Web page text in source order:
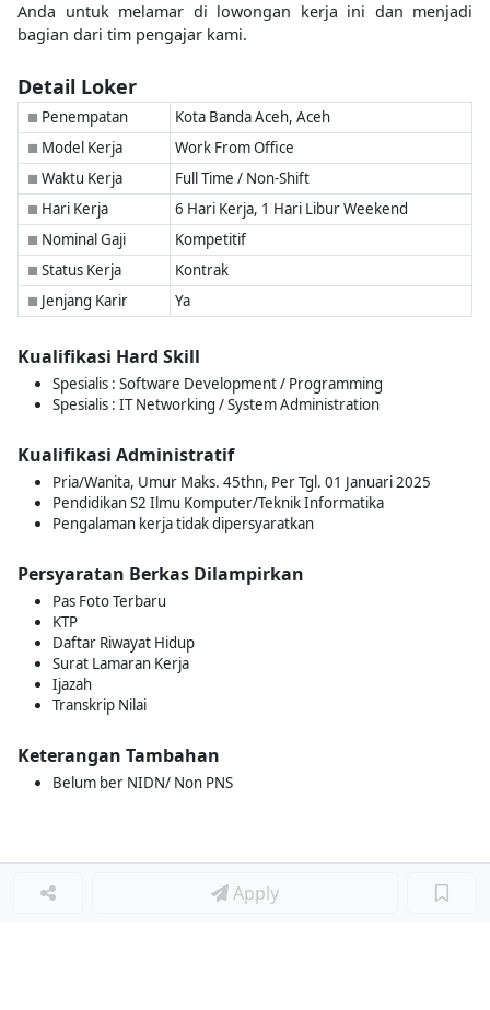
Anda untuk melamar di lowongan kerja ini dan menjadi
bagian dari tim pengajar kami.
Detail Loker
■ Penempatan Kota Banda Aceh, Aceh
■ Model Kerja Work From Office
■ Waktu Kerja Full Time / Non-Shift
■ Hari Kerja 6 Hari Kerja, 1 Hari Libur Weekend
■ Nominal Gaji Kompetitif
■ Status Kerja Kontrak
■ Jenjang Karir Ya
Kualifikasi Hard Skill
Spesialis : Software Development / Programming
Spesialis : IT Networking / System Administration
Kualifikasi Administratif
Pria/Wanita, Umur Maks. 45thn, Per Tgl. 01 Januari 2025
Pendidikan S2 Ilmu Komputer/Teknik Informatika
Pengalaman kerja tidak dipersyaratkan
Persyaratan Berkas Dilampirkan
Pas Foto Terbaru
KTP
Daftar Riwayat Hidup
Surat Lamaran Kerja
Ijazah
Transkrip Nilai
Keterangan Tambahan
Belum ber NIDN/ Non PNS
Apply